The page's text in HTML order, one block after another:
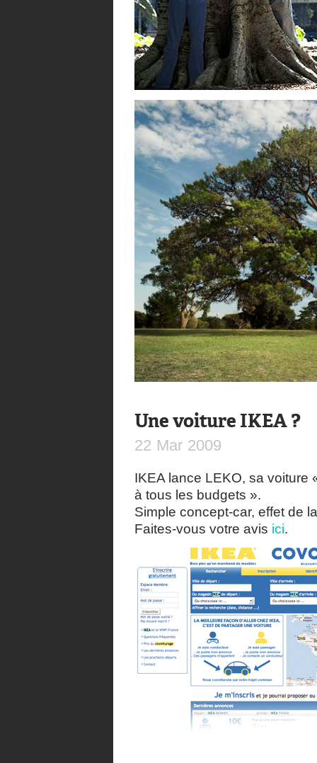
Une voiture IKEA ?
22 Mar 2009
IKEA lance LEKO, sa voiture
à tous les budgets ».
Simple concept-car, effet de
Faites-vous votre avis ici.